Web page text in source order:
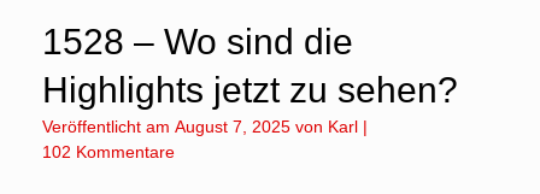
1528 – Wo sind die
Highlights jetzt zu sehen?
Veröffentlicht am August 7, 2025 von Karl |
102 Kommentare